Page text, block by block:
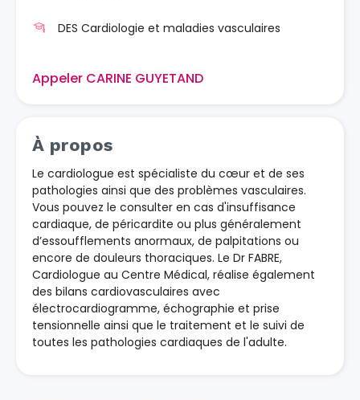
DES Cardiologie et maladies vasculaires
Appeler CARINE GUYETAND
À propos
Le cardiologue est spécialiste du cœur et de ses
pathologies ainsi que des problèmes vasculaires.
Vous pouvez le consulter en cas d'insuffisance
cardiaque, de péricardite ou plus généralement
d’essoufflements anormaux, de palpitations ou
encore de douleurs thoraciques. Le Dr FABRE,
Cardiologue au Centre Médical, réalise également
des bilans cardiovasculaires avec
électrocardiogramme, échographie et prise
tensionnelle ainsi que le traitement et le suivi de
toutes les pathologies cardiaques de l'adulte.